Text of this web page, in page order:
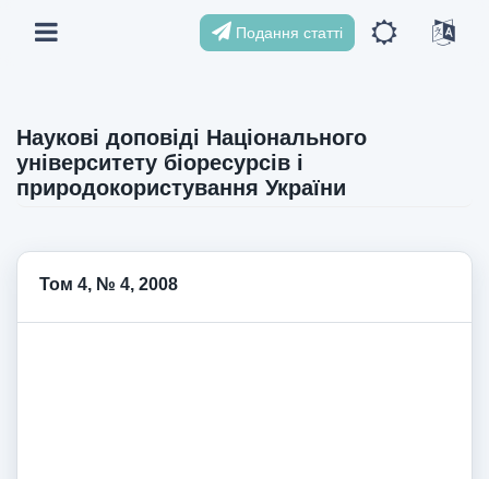
Подання статті
Наукові доповіді Національного
університету біоресурсів і
природокористування України
Том 4, № 4, 2008